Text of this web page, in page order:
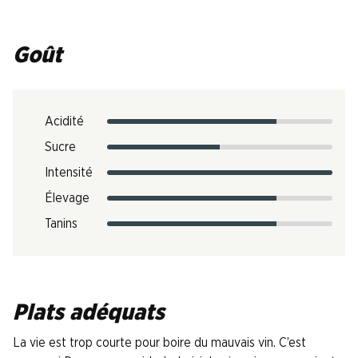
Goût
Acidité
Sucre
Intensité
Élevage
Tanins
Plats adéquats
La vie est trop courte pour boire du mauvais vin. C’est